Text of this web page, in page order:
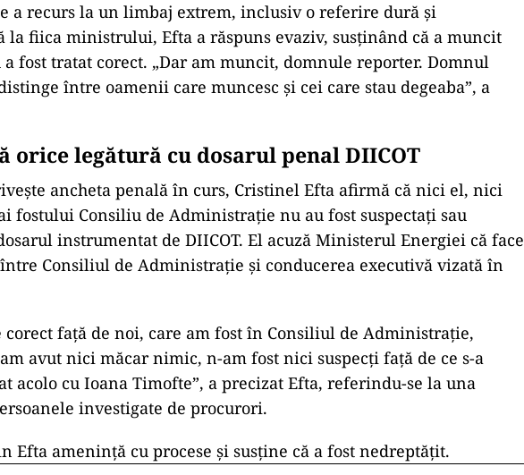
a recurs la un limbaj extrem, inclusiv o referire dură și
la fiica ministrului, Efta a răspuns evaziv, susținând că a muncit
fost tratat corect. „Dar am muncit, domnule reporter. Domnul
între oamenii care muncesc și cei care stau degeaba”, a
orice legătură cu dosarul penal DIICOT
ancheta penală în curs, Cristinel Efta afirmă că nici el, nici
fostului Consiliu de Administrație nu au fost suspectați sau
instrumentat de DIICOT. El acuză Ministerul Energiei că face
între Consiliul de Administrație și conducerea executivă vizată în
corect față de noi, care am fost în Consiliul de Administrație,
avut nici măcar nimic, n-am fost nici suspecți față de ce s-a
acolo cu Ioana Timofte”, a precizat Efta, referindu-se la una
investigate de procurori.
Efta amenință cu procese și susține că a fost nedreptățit.